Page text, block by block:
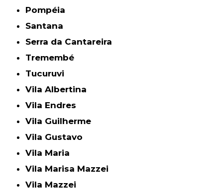
Pompéia
Santana
Serra da Cantareira
Tremembé
Tucuruvi
Vila Albertina
Vila Endres
Vila Guilherme
Vila Gustavo
Vila Maria
Vila Marisa Mazzei
Vila Mazzei